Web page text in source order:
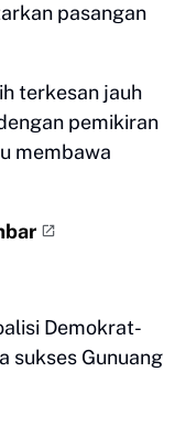
pasangan
terkesan jauh
pemikiran
membawa
Demokrat-
sukses Gunuang